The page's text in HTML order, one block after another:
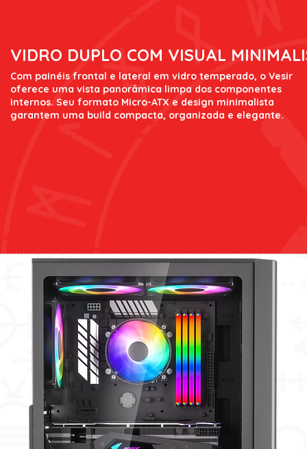
VIDRO DUPLO COM VISUAL
Com painéis frontal e lateral em vidro temperado, o Vesir
oferece uma vista panorâmica limpa dos componentes
internos. Seu formato Micro-ATX e design minimalista
garantem uma build compacta, organizada e elegante.